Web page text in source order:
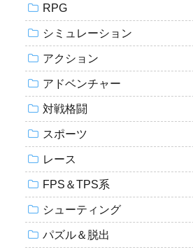
RPG
シミュレーション
アクション
アドベンチャー
対戦格闘
スポーツ
レース
FPS＆TPS系
シューティング
パズル＆脱出